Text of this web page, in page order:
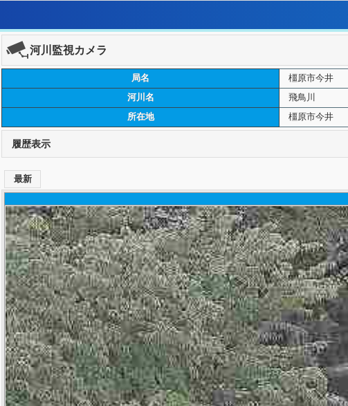
河川監視カメラ
局名
橿原市今井
河川名
飛鳥川
所在地
橿原市今井
履歴表示
最新